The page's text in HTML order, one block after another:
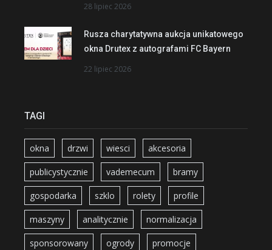
28 lipiec 2026
Rusza charytatywna aukcja unikatowego
okna Drutex z autografami FC Bayern
22 lipiec 2026
TAGI
okna drzwi wiesci akcesoria
publicystycznie vademecum bramy
gospodarka szklo rolety profile
maszyny analitycznie normalizacja
sponsorowany ogrody promocje